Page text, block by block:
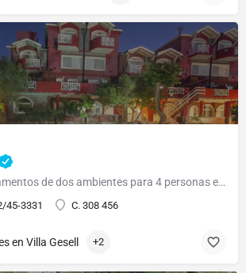
Modernos departamentos de dos ambientes para 4 personas equipados con: Cocina, horno y 4…
45-3331 C. 308 456
en Villa Gesell +2